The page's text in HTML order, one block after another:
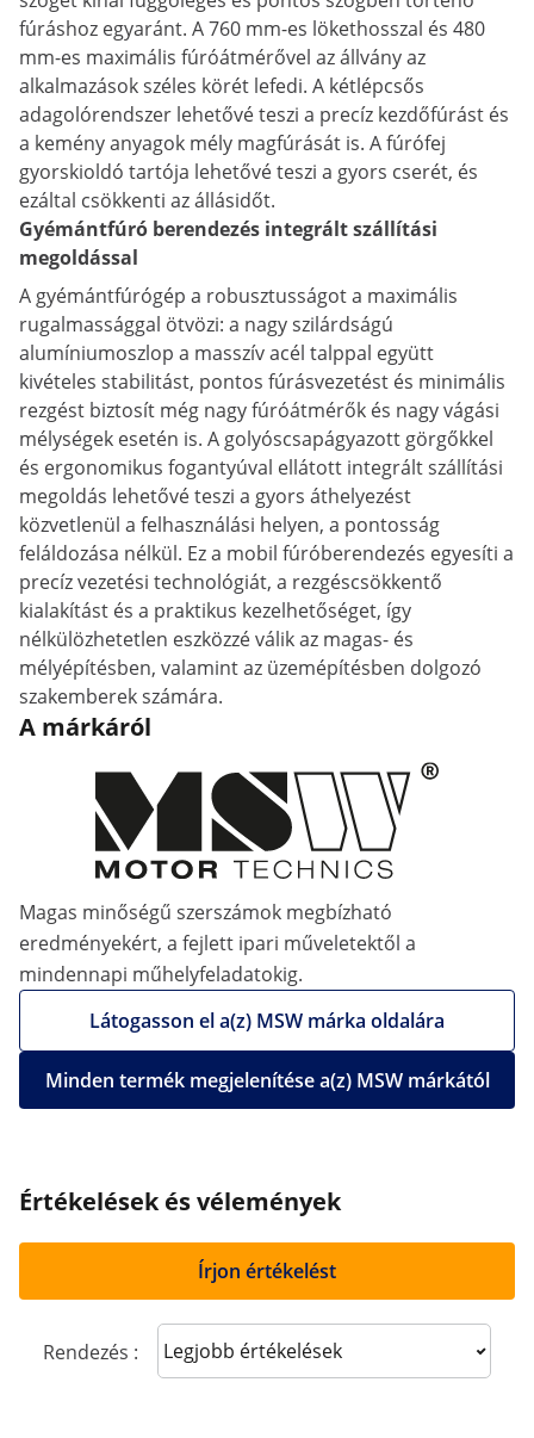
fúráshoz egyaránt. A 760 mm-es lökethosszal és 480
mm-es maximális fúróátmérővel az állvány az
alkalmazások széles körét lefedi. A kétlépcsős
adagolórendszer lehetővé teszi a precíz kezdőfúrást és
a kemény anyagok mély magfúrását is. A fúrófej
gyorskioldó tartója lehetővé teszi a gyors cserét, és
ezáltal csökkenti az állásidőt.
Gyémántfúró berendezés integrált szállítási
megoldással
A gyémántfúrógép a robusztusságot a maximális
rugalmassággal ötvözi: a nagy szilárdságú
alumíniumoszlop a masszív acél talppal együtt
kivételes stabilitást, pontos fúrásvezetést és minimális
rezgést biztosít még nagy fúróátmérők és nagy vágási
mélységek esetén is. A golyóscsapágyazott görgőkkel
és ergonomikus fogantyúval ellátott integrált szállítási
megoldás lehetővé teszi a gyors áthelyezést
közvetlenül a felhasználási helyen, a pontosság
feláldozása nélkül. Ez a mobil fúróberendezés egyesíti a
precíz vezetési technológiát, a rezgéscsökkentő
kialakítást és a praktikus kezelhetőséget, így
nélkülözhetetlen eszközzé válik az magas- és
mélyépítésben, valamint az üzemépítésben dolgozó
szakemberek számára.
A márkáról
Magas minőségű szerszámok megbízható
eredményekért, a fejlett ipari műveletektől a
mindennapi műhelyfeladatokig.
Látogasson el a(z) MSW márka oldalára
Minden termék megjelenítése a(z) MSW márkától
Értékelések és vélemények
Írjon értékelést
Rendezés : Sort reviews